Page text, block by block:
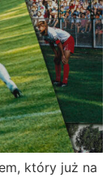
który już na